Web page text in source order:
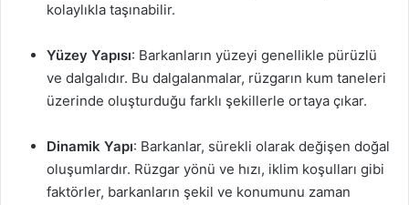
kolaylıkla taşınabilir.
Yüzey Yapısı: Barkanların yüzeyi genellikle pürüzlü
ve dalgalıdır. Bu dalgalanmalar, rüzgarın kum taneleri
üzerinde oluşturduğu farklı şekillerle ortaya çıkar.
Dinamik Yapı: Barkanlar, sürekli olarak değişen doğal
oluşumlardır. Rüzgar yönü ve hızı, iklim koşulları gibi
faktörler, barkanların şekil ve konumunu zaman